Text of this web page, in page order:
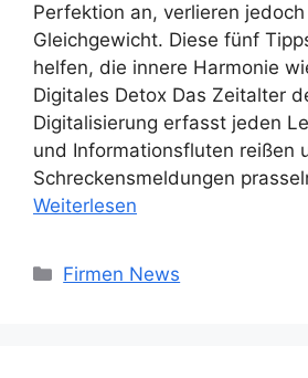
Perfektion an, verlieren
Gleichgewicht. Diese fünf
helfen, die innere Harmonie
Digitales Detox Das Zeitalter
Digitalisierung erfasst jeden
und Informationsfluten reißen
Schreckensmeldungen
Weiterlesen
Kategorien
Firmen News